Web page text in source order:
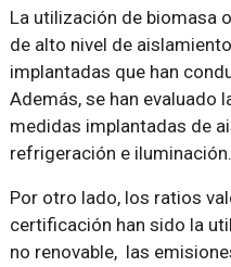
La utilización de biomasa
de alto nivel de
implantadas que han
Además, se han evaluado
medidas implantadas de
refrigeración e iluminación.
Por otro lado, los ratios
certificación han sido la
no renovable, las